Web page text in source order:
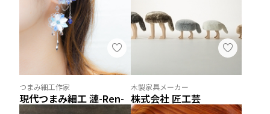
つまみ細工作家
現代つまみ細工 漣-Ren-
木製家具メーカー
株式会社 匠工芸